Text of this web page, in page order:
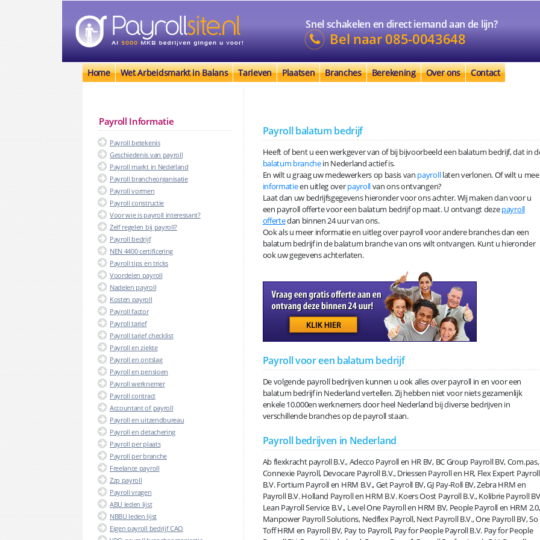
Snel schakelen en direct iemand aan de lijn?
Bel naar085-0043648
Home Wet Arbeidsmarkt in Balans Tarieven Plaatsen Branches Berekening Over ons Contact
Payroll Informatie
Payroll betekenis
Geschiedenis van payroll
Payroll markt in Nederland
Payroll brancheorganisatie
Payroll vormen
Payroll constructie
Voor wie is payroll interessant?
Zelf regelen bij payroll?
Payroll bedrijf
NEN 4400 certificering
Payroll tips en tricks
Voordelen payroll
Nadelen payroll
Kosten payroll
Payroll factor
Payroll tarief
Payroll tarief checklist
Payroll en ziekte
Payroll en ontslag
Payroll en pensioen
Payroll werknemer
Payroll contract
Accountant of payroll
Payroll en uitzendbureau
Payroll en detachering
Payroll per plaats
Payroll per branche
Freelance payroll
Zzp payroll
Payroll vragen
ABU leden lijst
NBBU leden lijst
Eigen payroll bedrijf CAO
Payroll balatum bedrijf
Heeft of bent u een werkgever van of bij bijvoorbeeld een balatum bedrijf, dat in
balatum branchein Nederland actief is.
En wilt u graag uw medewerkers op basis van payrolllaten verlonen. Of wilt u
informatieen uitleg overpayrollvan ons ontvangen?
Laat dan uw bedrijfsgegevens hieronder voor ons achter. Wij maken dan voor u
een payroll offerte voor een balatum bedrijf op maat. U ontvangt dezepayroll
offertedan binnen 24 uur van ons.
Ook als u meer informatie en uitleg over payroll voor andere branches dan een
balatum bedrijf in de balatum branche van ons wilt ontvangen. Kunt u hieronder
ook uw gegevens achterlaten.
Payroll voor een balatum bedrijf
De volgende payroll bedrijven kunnen u ook alles over payroll in en voor een
balatum bedrijf in Nederland vertellen. Zij hebben niet voor niets gezamenlijk
enkele 10.000en werknemers door heel Nederland bij diverse bedrijven in
verschillende branches op de payroll staan.
Payroll bedrijven in Nederland
Ab flexkracht payroll B.V., Adecco Payroll en HR BV, BC Group Payroll BV, Com.pas,
Connexie Payroll, Devocare Payroll B.V., Driessen Payroll en HR, Flex Expert Payroll
B.V. Fortium Payroll en HRM B.V., Get Payroll BV, GJ Pay-Roll BV, Zebra HRM en
Payroll B.V. Holland Payroll en HRM B.V. Koers Oost Payroll B.V., Kolibrie Payroll
Lean Payroll Service B.V., Level One Payroll en HRM BV, People Payroll en HRM 2.0,
Manpower Payroll Solutions, Nedflex Payroll, Next Payroll B.V., One Payroll BV, So
Toff HRM en Payroll BV, Pay to Payroll, Pay for People Payroll B.V. Pay for People